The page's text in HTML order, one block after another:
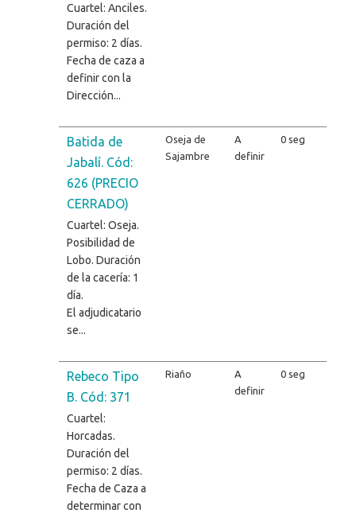
Cuartel: Anciles.
Duración del
permiso: 2 días.
Fecha de caza a
definir con la
Dirección...
Batida de
Jabalí. Cód:
626 (PRECIO
CERRADO)
Cuartel: Oseja.
Posibilidad de
Lobo. Duración
de la cacería: 1
día.
El adjudicatario
se...
Oseja de
Sajambre
A
definir
0 seg
Rebeco Tipo
B. Cód: 371
Cuartel:
Horcadas.
Duración del
permiso: 2 días.
Fecha de Caza a
determinar con
Riaño
A
definir
0 seg